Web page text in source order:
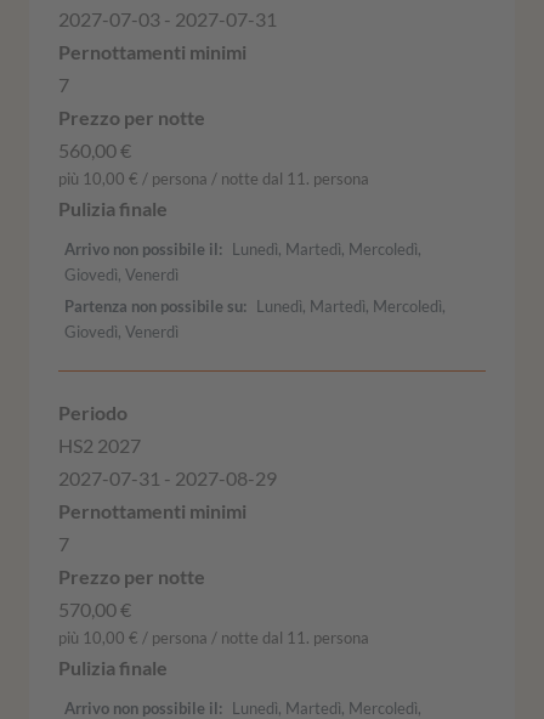
2027-07-03 - 2027-07-31
7
560,00 €
più 10,00 € / persona / notte dal 11. persona
Arrivo non possibile il
Lunedì, Martedì, Mercoledì,
Giovedì, Venerdì
Partenza non possibile su
Lunedì, Martedì, Mercoledì,
Giovedì, Venerdì
HS2 2027
2027-07-31 - 2027-08-29
7
570,00 €
più 10,00 € / persona / notte dal 11. persona
Arrivo non possibile il
Lunedì, Martedì, Mercoledì,